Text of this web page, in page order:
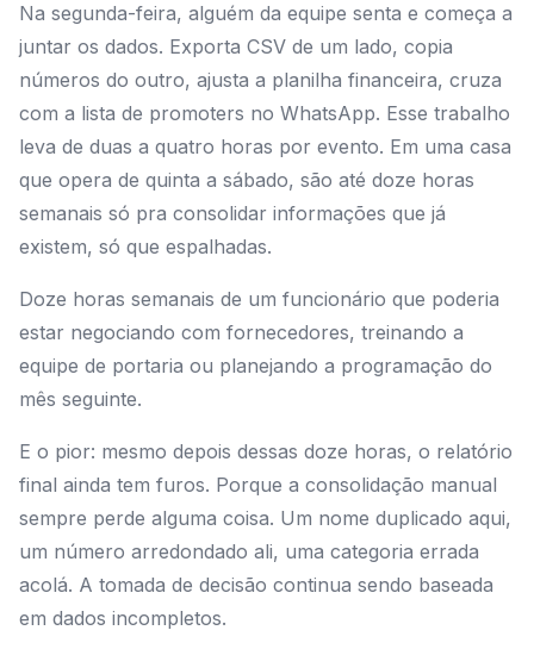
Na segunda-feira, alguém da equipe senta e começa a
juntar os dados. Exporta CSV de um lado, copia
números do outro, ajusta a planilha financeira, cruza
com a lista de promoters no WhatsApp. Esse trabalho
leva de duas a quatro horas por evento. Em uma casa
que opera de quinta a sábado, são até doze horas
semanais só pra consolidar informações que já
existem, só que espalhadas.
Doze horas semanais de um funcionário que poderia
estar negociando com fornecedores, treinando a
equipe de portaria ou planejando a programação do
mês seguinte.
E o pior: mesmo depois dessas doze horas, o relatório
final ainda tem furos. Porque a consolidação manual
sempre perde alguma coisa. Um nome duplicado aqui,
um número arredondado ali, uma categoria errada
acolá. A tomada de decisão continua sendo baseada
em dados incompletos.